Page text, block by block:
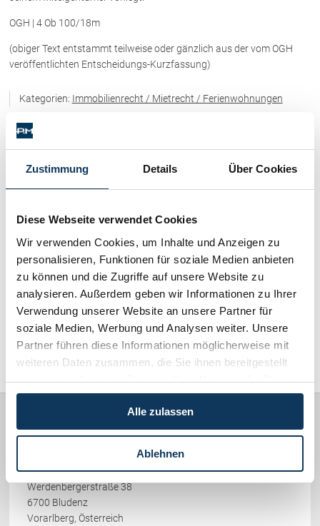
Zustimmung Details Über Cookies
Diese Webseite verwendet Cookies
Wir verwenden Cookies, um Inhalte und Anzeigen zu
personalisieren, Funktionen für soziale Medien anbieten
zu können und die Zugriffe auf unsere Website zu
analysieren. Außerdem geben wir Informationen zu Ihrer
Verwendung unserer Website an unsere Partner für
soziale Medien, Werbung und Analysen weiter. Unsere
Partner führen diese Informationen möglicherweise mit
weiteren Daten zusammen, die Sie ihnen bereitgestellt
haben oder die sie im Rahmen Ihrer Nutzung der Dienste
gesammelt haben.
Alle zulassen
Ablehnen
Vorarlberg Online
Fachliteratur
Unternehmensnachfolge in der
Wichtige Vertragsklauseln bei Kauf-
und Übergabeverträgen
Check dein Recht/Erbrecht
Schenkung von Immobilien
Grundstückkauf
Checkliste: Immobilienertragssteuer
Checkliste: Mietvertrag
Checkliste: GmbH-Gründung
Checkliste: Gewerbeanm. durch jur.
Person
Kontakt
OGH | 4 Ob 100/18m
(obiger Text entstammt teilweise oder gänzlich aus der vom OGH
veröffentlichten Entscheidungs-Kurzfassung)
Kategorien: Immobilienrecht / Mietrecht / Ferienwohnungen
Kategorien
Immobilienrecht / Mietrecht / Ferienwohnungen (268)
Wirtschaftsrecht / Gesellschaftsrecht (382)
Schadenersatz / Schmerzensgeld / Gewährleistung (417)
Familienrecht / Eherecht / Erbrecht (169)
Rechtsanwälte
PICCOLRUAZ & MÜLLER
Werdenbergerstraße 38
6700 Bludenz
Vorarlberg, Österreich